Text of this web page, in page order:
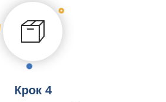
Крок 4